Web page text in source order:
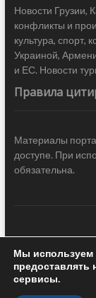
Новости Грузии,
конфликты и
культура, спорт,
Украиной,
и ЕС. Новости
Правила
Материалы
доступе. При
обязательна.
Новости Грузии
Design &
Мы используем
предоставлять
сервисы.